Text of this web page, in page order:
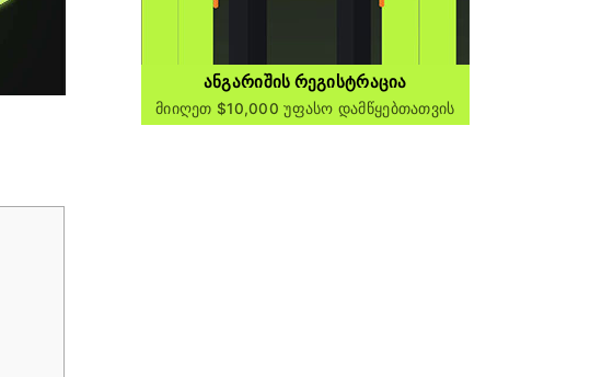
ᲐᲜᲒᲐᲠᲘᲨᲘᲡ ᲠᲔᲒᲘᲡᲢᲠᲐᲪᲘᲐ
Მიიღეთ $10,000 Უფასო Დამწყებთათვის